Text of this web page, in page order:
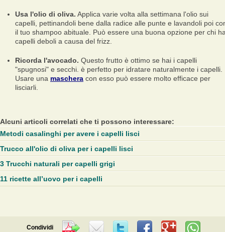
Usa l'olio di oliva. Applica varie volta alla settimana l'olio sui
capelli, pettinandoli bene dalla radice alle punte e lavandoli poi
il tuo shampoo abituale. Può essere una buona opzione per chi
capelli deboli a causa del frizz.
Ricorda l'avocado. Questo frutto è ottimo se hai i capelli
"spugnosi" e secchi. è perfetto per idratare naturalmente i capelli.
Usare una maschera con esso può essere molto efficace per
lisciarli.
Alcuni articoli correlati che ti possono interessare:
Metodi casalinghi per avere i capelli lisci
Trucco all'olio di oliva per i capelli lisci
3 Trucchi naturali per capelli grigi
11 ricette all’uovo per i capelli
Condividi